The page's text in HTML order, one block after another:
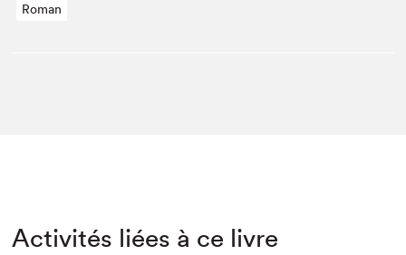
Roman
Activités liées à ce livre